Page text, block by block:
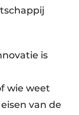
is
wie weet
van de